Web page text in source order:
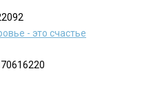
- это счастье